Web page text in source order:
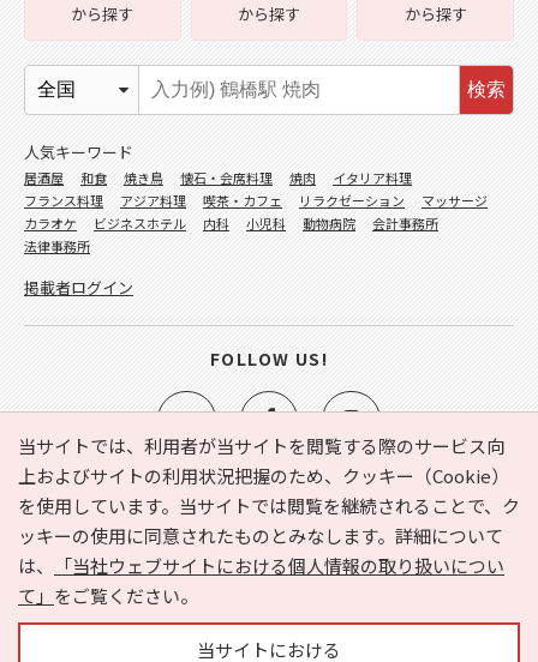
当サイトでは、利用者が当サイトを閲覧する際のサービス向
上およびサイトの利用状況把握のため、クッキー（Cookie）
を使用しています。当サイトでは閲覧を継続されることで、ク
ッキーの使用に同意されたものとみなします。詳細について
は、
「当社ウェブサイトにおける個人情報の取り扱いについ
て」 をご覧ください。
当サイトにおける
e-NAVITA（イーナビタ）とは？ お気に入り
ヘルプ
利用規約
個人情報の取り扱いについて
運営会社
サイトマップ
広告掲載に関するお問い合わせ
から探す
から探す
から探す
検索
人気キーワード
居酒屋 和食 焼き鳥 懐石・会席料理 焼肉
イタリア料理
フランス料理
アジア料理 喫茶・カフェ リラクゼーション
マッサージ
カラオケ
ビジネスホテル 内科 小児科 動物病院
会計事務所
法律事務所
掲載者ログイン
FOLLOW US!